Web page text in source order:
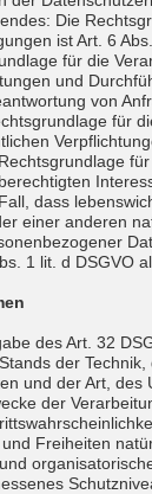
Die
ist Art. 6
für die
und
von
für
dass
einer anderen
1 lit. d DSGVO
des Art. 32
der Technik,
und der Art, des
der
Freiheiten